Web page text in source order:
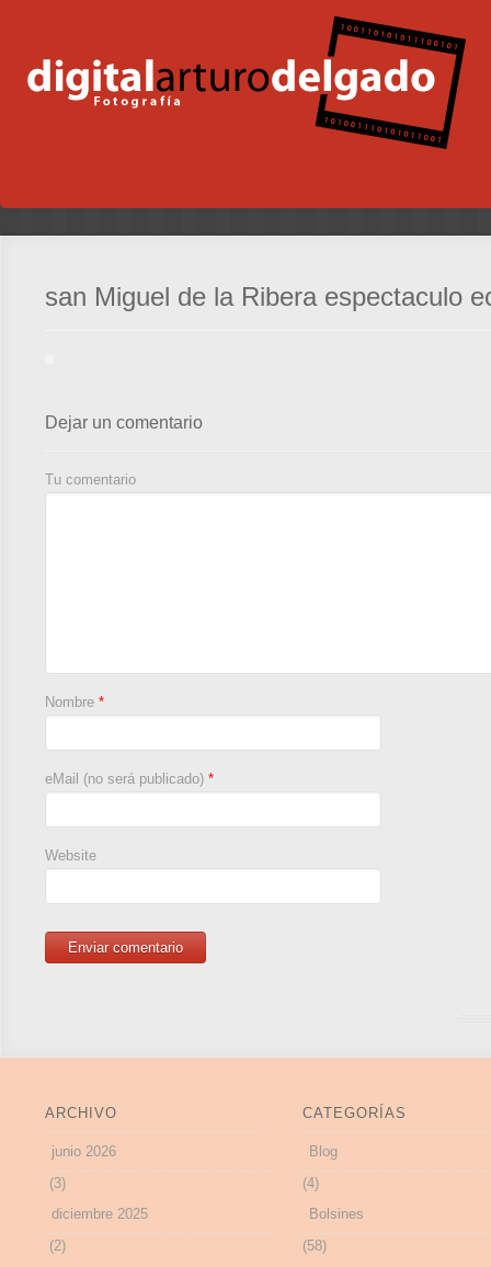
san Miguel de la Ribera espectaculo
Dejar un comentario
Tu comentario
Nombre *
eMail (no será publicado) *
Website
ARCHIVO
junio 2026
(3)
diciembre 2025
(2)
CATEGORÍAS
Blog
(4)
Bolsines
(58)